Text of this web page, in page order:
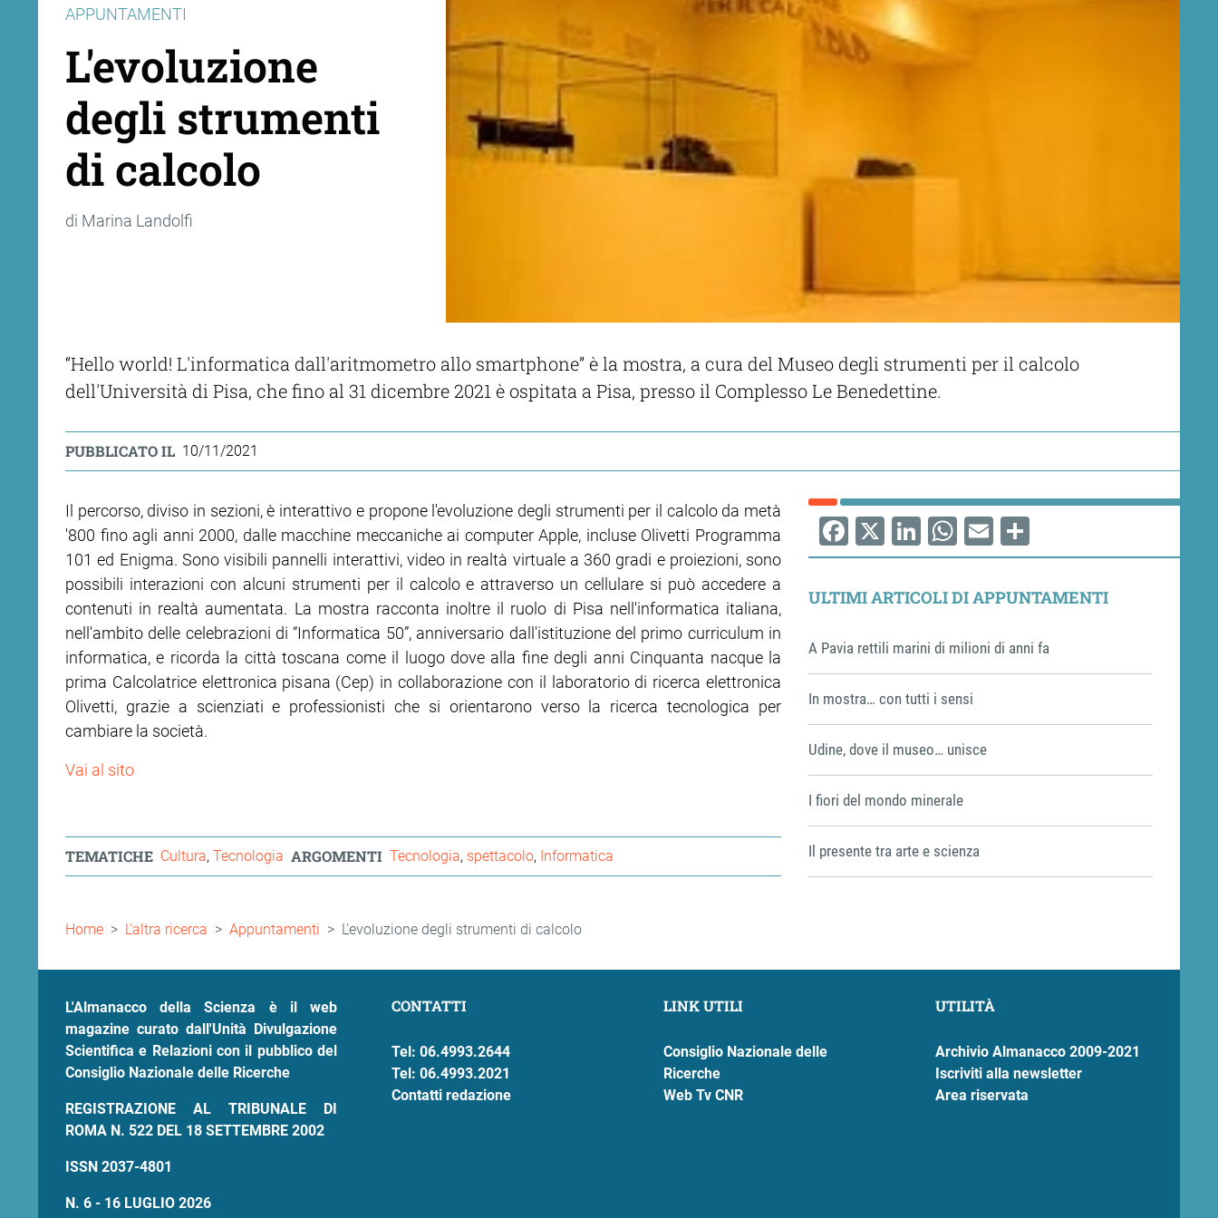
APPUNTAMENTI
L'evoluzione
degli strumenti
di calcolo
di Marina Landolfi
“Hello world! L'informatica dall'aritmometro allo smartphone” è la mostra, a cura del Museo degli strumenti per il calcolo
dell'Università di Pisa, che fino al 31 dicembre 2021 è ospitata a Pisa, presso il Complesso Le Benedettine.
PUBBLICATO IL 10/11/2021
Il percorso, diviso in sezioni, è interattivo e propone l'evoluzione degli strumenti per il calcolo da metà
'800 fino agli anni 2000, dalle macchine meccaniche ai computer Apple, incluse Olivetti Programma
101 ed Enigma. Sono visibili pannelli interattivi, video in realtà virtuale a 360 gradi e proiezioni, sono
possibili interazioni con alcuni strumenti per il calcolo e attraverso un cellulare si può accedere a
contenuti in realtà aumentata. La mostra racconta inoltre il ruolo di Pisa nell'informatica italiana,
nell'ambito delle celebrazioni di “Informatica 50”, anniversario dall'istituzione del primo curriculum in
informatica, e ricorda la città toscana come il luogo dove alla fine degli anni Cinquanta nacque la
prima Calcolatrice elettronica pisana (Cep) in collaborazione con il laboratorio di ricerca elettronica
Olivetti, grazie a scienziati e professionisti che si orientarono verso la ricerca tecnologica per
cambiare la società.
Vai al sito
TEMATICHE Cultura Tecnologia ARGOMENTI Tecnologia spettacolo Informatica
Facebook
X LinkedIn
WhatsApp
EmailShare
ULTIMI ARTICOLI DI APPUNTAMENTI
A Pavia rettili marini di milioni di anni fa
In mostra… con tutti i sensi
Udine, dove il museo… unisce
I fiori del mondo minerale
Il presente tra arte e scienza
Briciole
Home L'altra ricerca Appuntamenti L'evoluzione degli strumenti di calcolo
L'Almanacco della Scienza è il web
magazine curato dall'Unità Divulgazione
Scientifica e Relazioni con il pubblico del
Consiglio Nazionale delle Ricerche
REGISTRAZIONE AL TRIBUNALE DI
ROMA N. 522 DEL 18 SETTEMBRE 2002
ISSN 2037-4801
N. 6 - 16 LUGLIO 2026
CONTATTI
Tel: 06.4993.2644
Tel: 06.4993.2021
Contatti redazione
LINK UTILI
Consiglio Nazionale delle
Ricerche
Web Tv CNR
UTILITÀ
Archivio Almanacco 2009-2021
Iscriviti alla newsletter
Area riservata